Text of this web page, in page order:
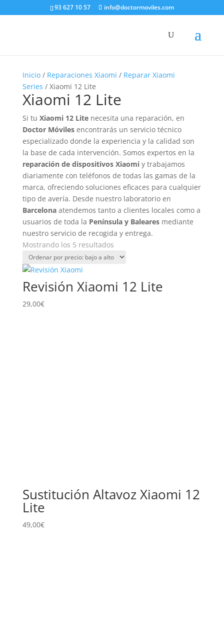
93 627 10 57 info@doctormoviles.com
Inicio/ Reparaciones Xiaomi / Reparar Xiaomi
Series / Xiaomi 12 Lite
Xiaomi 12 Lite
Si tu Xiaomi 12 Litenecesita una reparación, en
Doctor Móvilesencontrarás un servicio técnico
especializado donde la experiencia y la calidad son
la base de cada intervención. Somos expertos en la
reparación de dispositivos Xiaomiy trabajamos
diariamente con teléfonos de todas las gamas de la
marca, ofreciendo soluciones eficaces para cualquier
tipo de avería. Desde nuestro laboratorio en
Barcelonaatendemos tanto a clientes locales como a
usuarios de toda la Península y Balearesmediante
nuestro servicio de recogida y entrega.
Mostrando los 5 resultadosOrdenado
por
a
Revisión Xiaomi 12 Lite
29,00€
Sustitución Altavoz Xiaomi 12
Lite
49,00€